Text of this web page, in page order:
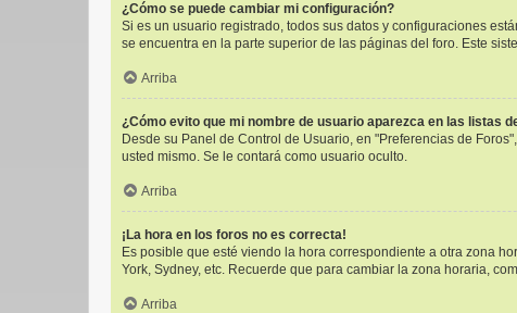
¿Cómo se puede cambiar mi configuración?
Si es un usuario registrado, todos sus datos y configuraciones
se encuentra en la parte superior de las páginas del foro. Este
Arriba
¿Cómo evito que mi nombre de usuario aparezca en las listas
Desde su Panel de Control de Usuario, en "Preferencias de
usted mismo. Se le contará como usuario oculto.
Arriba
¡La hora en los foros no es correcta!
Es posible que esté viendo la hora correspondiente a otra zona
York, Sydney, etc. Recuerde que para cambiar la zona horaria,
Arriba